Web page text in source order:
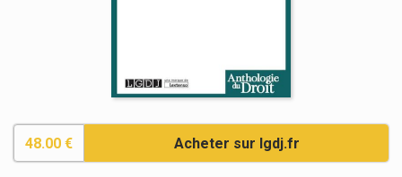
48.00 € Acheter sur lgdj.fr